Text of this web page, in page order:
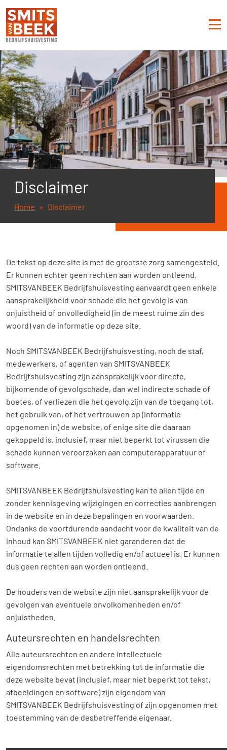
Home
Diensten
Over ons
Contact
Disclaimer
Home Disclaimer
De tekst op deze site is met de grootste zorg samengesteld.
Er kunnen echter geen rechten aan worden ontleend.
SMITSVANBEEK Bedrijfshuisvesting aanvaardt geen enkele
aansprakelijkheid voor schade die het gevolg is van
onjuistheid of onvolledigheid (in de meest ruime zin des
woord) van de informatie op deze site.
Noch SMITSVANBEEK Bedrijfshuisvesting, noch de staf,
medewerkers, of agenten van SMITSVANBEEK
Bedrijfshuisvesting zijn aansprakelijk voor directe,
bijkomende of gevolgschade, dan wel indirecte schade of
boetes, of verliezen die het gevolg zijn van de toegang tot,
het gebruik van, of het vertrouwen op (informatie
opgenomen in) de website, of enige site die daaraan
gekoppeld is, inclusief, maar niet beperkt tot virussen die
schade kunnen veroorzaken aan computerapparatuur of
software.
SMITSVANBEEK Bedrijfshuisvesting kan te allen tijde en
zonder kennisgeving wijzigingen en correcties aanbrengen
in de website en in deze bepalingen en voorwaarden.
Ondanks de voortdurende aandacht voor de kwaliteit van de
inhoud kan SMITSVANBEEK niet garanderen dat de
informatie te allen tijden volledig en/of actueel is. Er kunnen
dus geen rechten aan worden ontleend.
De houders van de website zijn niet aansprakelijk voor de
gevolgen van eventuele onvolkomenheden en/of
onjuistheden.
Auteursrechten en handelsrechten
Alle auteursrechten en andere intellectuele
eigendomsrechten met betrekking tot de informatie die
deze website bevat (inclusief, maar niet beperkt tot tekst,
afbeeldingen en software) zijn eigendom van
SMITSVANBEEK Bedrijfshuisvesting of zijn opgenomen met
toestemming van de desbetreffende eigenaar.